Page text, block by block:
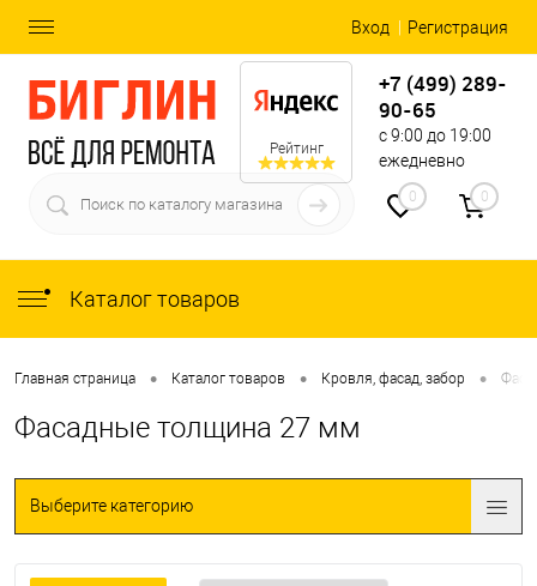
Вход Регистрация
Рейтинг
+7 (499) 289-
90-65
с 9:00 до 19:00
ежедневно
0 0
Каталог товаров
Главная страница • Каталог товаров • Кровля, фасад, забор •
Фасадные толщина 27 мм
Выберите категорию